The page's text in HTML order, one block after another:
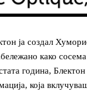
ја создал
како сосема
година,
која